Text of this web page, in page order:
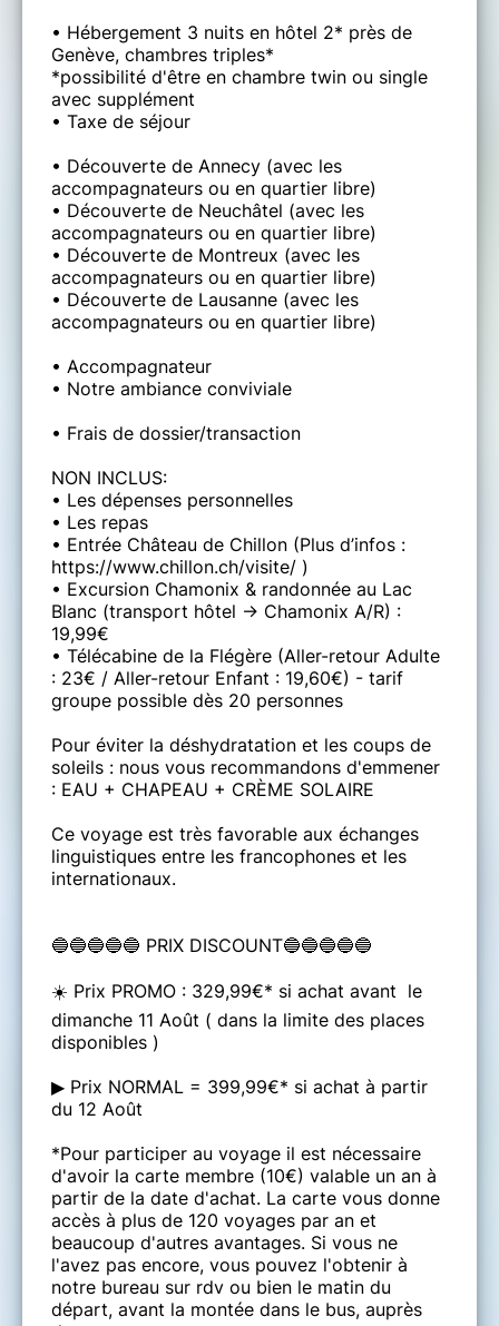
• Hébergement 3 nuits en hôtel 2* près de
Genève, chambres triples*
*possibilité d'être en chambre twin ou single
avec supplément
• Taxe de séjour
• Découverte de Annecy (avec les
accompagnateurs ou en quartier libre)
• Découverte de Neuchâtel (avec les
accompagnateurs ou en quartier libre)
• Découverte de Montreux (avec les
accompagnateurs ou en quartier libre)
• Découverte de Lausanne (avec les
accompagnateurs ou en quartier libre)
• Accompagnateur
• Notre ambiance conviviale
• Frais de dossier/transaction
NON INCLUS:
• Les dépenses personnelles
• Les repas
• Entrée Château de Chillon (Plus d’infos :
https://www.chillon.ch/visite/ )
• Excursion Chamonix & randonnée au Lac
Blanc (transport hôtel -> Chamonix A/R) :
19,99€
• Télécabine de la Flégère (Aller-retour Adulte
: 23€ / Aller-retour Enfant : 19,60€) - tarif
groupe possible dès 20 personnes
Pour éviter la déshydratation et les coups de
soleils : nous vous recommandons d'emmener
: EAU + CHAPEAU + CRÈME SOLAIRE
Ce voyage est très favorable aux échanges
linguistiques entre les francophones et les
internationaux.
🔵🔵🔵🔵🔵 PRIX DISCOUNT🔵🔵🔵🔵🔵
☀️ Prix PROMO : 329,99€* si achat avant le
dimanche 11 Août ( dans la limite des places
disponibles )
▶ Prix NORMAL = 399,99€* si achat à partir
du 12 Août
*Pour participer au voyage il est nécessaire
d'avoir la carte membre (10€) valable un an à
partir de la date d'achat. La carte vous donne
accès à plus de 120 voyages par an et
beaucoup d'autres avantages. Si vous ne
l'avez pas encore, vous pouvez l'obtenir à
notre bureau sur rdv ou bien le matin du
départ, avant la montée dans le bus, auprès